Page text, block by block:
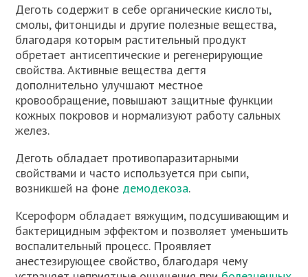
Деготь содержит в себе органические кислоты,
смолы, фитонциды и другие полезные вещества,
благодаря которым растительный продукт
обретает антисептические и регенерирующие
свойства. Активные вещества дегтя
дополнительно улучшают местное
кровообращение, повышают защитные функции
кожных покровов и нормализуют работу сальных
желез.
Деготь обладает противопаразитарными
свойствами и часто используется при сыпи,
возникшей на фоне демодекоза.
Ксероформ обладает вяжущим, подсушивающим и
бактерицидным эффектом и позволяет уменьшить
воспалительный процесс. Проявляет
анестезирующее свойство, благодаря чему